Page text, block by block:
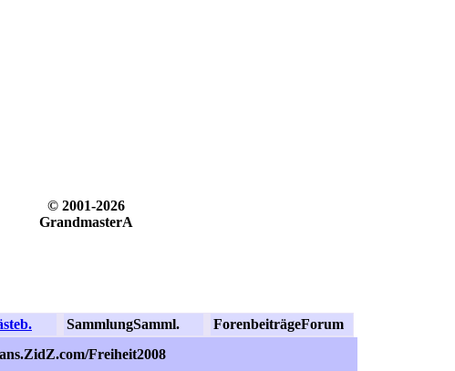
© 2001-2026
GrandmasterA
SammlungSamml. ForenbeiträgeForum
Freiheit2008